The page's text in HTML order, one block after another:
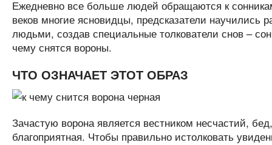
Ежедневно все больше людей обращаются к
веков многие ясновидцы, предсказатели
людьми, создав специальные толкователи снов –
чему снятся вороны.
ЧТО ОЗНАЧАЕТ ЭТОТ ОБРАЗ
Зачастую ворона является вестником несчастий,
благоприятная. Чтобы правильно истолковать